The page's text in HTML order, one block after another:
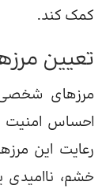
کمک کند.
تعیین
مرزهای شخصی
احساس امنیت
رعایت این
خشم،